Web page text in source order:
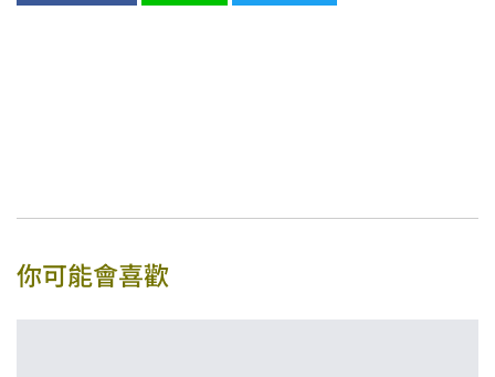
你可能會喜歡